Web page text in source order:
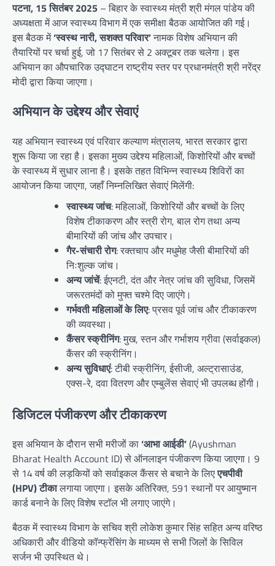
पटना, 15 सितंबर 2025 – बिहार के स्वास्थ्य मंत्री श्री मंगल पांडेय की
अध्यक्षता में आज स्वास्थ्य विभाग में एक समीक्षा बैठक आयोजित की गई।
इस बैठक में‘स्वस्थ नारी, सशक्त परिवार’नामक विशेष अभियान की
तैयारियों पर चर्चा हुई, जो 17 सितंबर से 2 अक्टूबर तक चलेगा। इस
अभियान का औपचारिक उद्घाटन राष्ट्रीय स्तर पर प्रधानमंत्री श्री नरेंद्र
मोदी द्वारा किया जाएगा।
अभियान के उद्देश्य और सेवाएं
यह अभियान स्वास्थ्य एवं परिवार कल्याण मंत्रालय, भारत सरकार द्वारा
शुरू किया जा रहा है। इसका मुख्य उद्देश्य महिलाओं, किशोरियों और बच्चों
के स्वास्थ्य में सुधार लाना है। इसके तहत विभिन्न स्वास्थ्य शिविरों का
आयोजन किया जाएगा, जहाँ निम्नलिखित सेवाएं मिलेंगी:
स्वास्थ्य जांच: महिलाओं, किशोरियों और बच्चों के लिए
विशेष टीकाकरण और स्त्री रोग, बाल रोग तथा अन्य
बीमारियों की जांच और उपचार।
गैर-संचारी रोग: रक्तचाप और मधुमेह जैसी बीमारियों की
निःशुल्क जांच।
अन्य जांचें: ईएनटी, दंत और नेत्र जांच की सुविधा, जिसमें
जरूरतमंदों को मुफ्त चश्मे दिए जाएंगे।
गर्भवती महिलाओं के लिए: प्रसव पूर्व जांच और टीकाकरण
की व्यवस्था।
कैंसर स्क्रीनिंग: मुख, स्तन और गर्भाशय ग्रीवा (सर्वाइकल)
कैंसर की स्क्रीनिंग।
अन्य सुविधाएं: टीबी स्क्रीनिंग, ईसीजी, अल्ट्रासाउंड,
एक्स-रे, दवा वितरण और एम्बुलेंस सेवाएं भी उपलब्ध होंगी।
डिजिटल पंजीकरण और टीकाकरण
इस अभियान के दौरान सभी मरीजों का‘आभा आईडी’(Ayushman
Bharat Health Account ID) से ऑनलाइन पंजीकरण किया जाएगा। 9
से 14 वर्ष की लड़कियों को सर्वाइकल कैंसर से बचाने के लिएएचपीवी
(HPV) टीकालगाया जाएगा। इसके अतिरिक्त, 591 स्थानों पर आयुष्मान
कार्ड बनाने के लिए विशेष स्टॉल भी लगाए जाएंगे।
बैठक में स्वास्थ्य विभाग के सचिव श्री लोकेश कुमार सिंह सहित अन्य वरिष्ठ
अधिकारी और वीडियो कॉन्फ्रेंसिंग के माध्यम से सभी जिलों के सिविल
सर्जन भी उपस्थित थे।